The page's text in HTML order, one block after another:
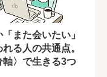
また会いたい」
れる人の共通点。
軸〉で生きる3つ